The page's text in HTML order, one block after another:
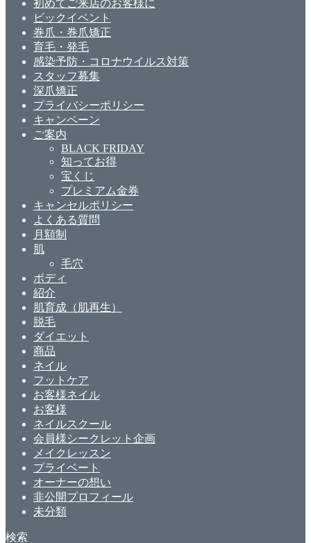
初めてご来店のお客様に
ビックイベント
巻爪・巻爪矯正
育毛・発毛
感染予防・コロナウイルス対策
スタッフ募集
深爪矯正
プライバシーポリシー
キャンペーン
ご案内
BLACK FRIDAY
知ってお得
宝くじ
プレミアム金券
キャンセルポリシー
よくある質問
月額制
肌
毛穴
ボディ
紹介
肌育成（肌再生）
脱毛
ダイエット
商品
ネイル
フットケア
お客様ネイル
お客様
ネイルスクール
会員様シークレット企画
メイクレッスン
プライベート
オーナーの想い
非公開プロフィール
未分類
検索